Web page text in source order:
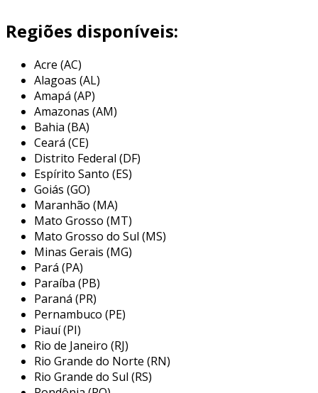
ideais para suportar peças pesadas, como
casacos e vestidos.
além da resistência, os cabides de madeira
proporcionam um toque de elegância ao
ambiente de venda. por serem mais sofisticados
em comparação aos cabides de plástico, eles
ajudam a transmitir uma imagem de qualidade
ao cliente. essa estética é essencial no setor de
moda, onde a apresentação dos produtos pode
influenciar diretamente nas decisões de
compra.
principais aplicações dos cabides de
madeira para loja atacado
os cabides de madeira são muito versáteis e
podem ser utilizados em uma variedade de lojas
de roupas, incluindo boutiques, lojas de
departamento e outlets. eles são adequados
para exibir diferentes tipos de vestuário, desde
roupas casuais até peças mais formais. além
disso, são frequentemente usados em
Regiões disponíveis:
Acre (AC)
Alagoas (AL)
Amapá (AP)
Amazonas (AM)
Bahia (BA)
Ceará (CE)
Distrito Federal (DF)
Espírito Santo (ES)
Goiás (GO)
Maranhão (MA)
Mato Grosso (MT)
Mato Grosso do Sul (MS)
Minas Gerais (MG)
Pará (PA)
Paraíba (PB)
Paraná (PR)
Pernambuco (PE)
Piauí (PI)
Rio de Janeiro (RJ)
Rio Grande do Norte (RN)
Rio Grande do Sul (RS)